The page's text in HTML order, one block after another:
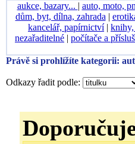
aukce, bazary... | auto, moto,
dům, byt, dílna, zahrada |
kancelář, papírnictví| knihy,
nezařaditelné | počítače a
Právě si prohlížíte kategorii:
Odkazy řadit podle: